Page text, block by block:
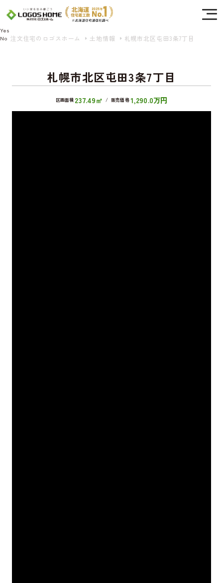
注文住宅のロゴスホーム 土地情報 札幌市北区屯田3条7丁目
札幌市北区屯田3条7丁目
区画面積 237.49㎡ / 販売価格1,290.0万円
Cookie を使用して、お客様の活動を追跡してもよろしいですか? 当社ではお客様の
プライバシーを極めて重視しています。詳細について、およびご質問がある場合
は、当社のプライバシーポリシーをご覧ください。
Yes
No